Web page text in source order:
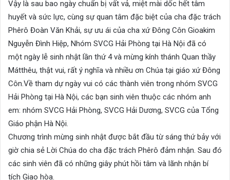
Vậy là sau bao ngày chuẩn bị vất vả, miệt mài dốc hết tâm
huyết và sức lực, cùng sự quan tâm đặc biệt của cha đặc trách
Phêrô Đoàn Văn Khải, sự ưu ái của cha xứ Đông Côn Gioakim
Nguyễn Đình Hiệp, Nhóm SVCG Hải Phòng tại Hà Nội đã có
một ngày lễ sinh nhật lần thứ 4 và mừng kính thánh Quan thầy
Mátthêu, thật vui, rất ý nghĩa và nhiều ơn Chúa tại giáo xứ Đông
Côn.Về tham dự ngày vui có các thành viên trong nhóm SVCG
Hải Phòng tại Hà Nội, các bạn sinh viên thuộc các nhóm anh
em: nhóm SVCG Hải Phòng, SVCG Hải Dương, SVCG của Tổng
Giáo phận Hà Nội.
Chương trình mừng sinh nhật được bắt đầu từ sáng thứ bảy với
giờ chia sẻ Lời Chúa do cha đặc trách Phêrô đảm nhận. Sau đó
các sinh viên đã có những giây phút hồi tâm và lãnh nhận bí
tích Giao hòa.